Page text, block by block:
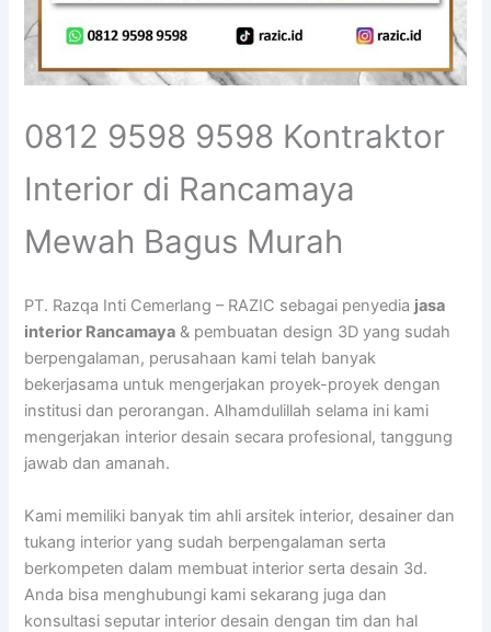
0812 9598 9598 Kontraktor
Interior di Rancamaya
Mewah Bagus Murah
PT. Razqa Inti Cemerlang – RAZIC sebagai penyedia jasa
interior Rancamaya & pembuatan design 3D yang sudah
berpengalaman, perusahaan kami telah banyak
bekerjasama untuk mengerjakan proyek-proyek dengan
institusi dan perorangan. Alhamdulillah selama ini kami
mengerjakan interior desain secara profesional, tanggung
jawab dan amanah.
Kami memiliki banyak tim ahli arsitek interior, desainer dan
tukang interior yang sudah berpengalaman serta
berkompeten dalam membuat interior serta desain 3d.
Anda bisa menghubungi kami sekarang juga dan
konsultasi seputar interior desain dengan tim dan hal